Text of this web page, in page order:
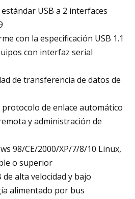
USB a 2 interfaces
con la especificación USB 1.1
con interfaz serial
de transferencia de datos de
de enlace automático
y administración de
98/CE/2000/XP/7/8/10 Linux,
o superior
de alta velocidad y bajo
alimentado por bus